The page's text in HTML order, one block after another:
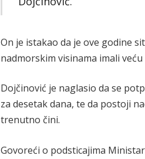
On je istakao da je ove godine
nadmorskim visinama imali
Dojčinović je naglasio da se
za desetak dana, te da postoji
trenutno čini.
Govoreći o podsticajima